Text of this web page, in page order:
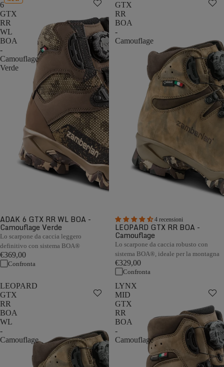
6
GTX
RR
WL
BOA
-
Camouflage
Verde
ADAK 6 GTX RR WL BOA -
Camouflage Verde
Lo scarpone da caccia leggero
definitivo con sistema BOA®
€369,00
Confronta
GTX
RR
BOA
-
Camouflage
4 recensioni
LEOPARD GTX RR BOA -
Camouflage
Lo scarpone da caccia robusto con
sistema BOA®, ideale per la montagna
€329,00
Confronta
LEOPARD
GTX
RR
BOA
WL
-
Camouflage
LYNX
MID
GTX
RR
BOA
-
Camouflage